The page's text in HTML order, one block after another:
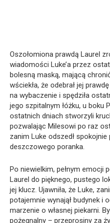
Oszołomiona prawdą Laurel
wiadomości Luke’a przez
bolesną maską, mającą
wściekła, że odebrał jej
na wybaczenie i spędziła
jego szpitalnym łóżku, u boku
ostatnich dniach stworzyli
pozwalając Milesowi po raz
zanim Luke odszedł
deszczowego poranka.
Po niewielkim, pełnym emocji
Laurel do pięknego, pustego
jej klucz. Ujawniła, że Luke,
potajemnie wynajął budynek i
marzenie o własnej piekarni.
pożegnalny – przeprosiny za